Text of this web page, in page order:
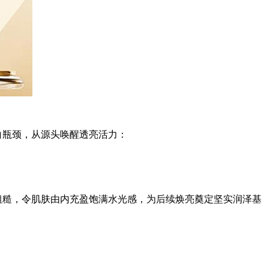
颈，从源头唤醒透亮活力：
，令肌肤由内充盈饱满水光感，为后续焕亮奠定坚实润泽基